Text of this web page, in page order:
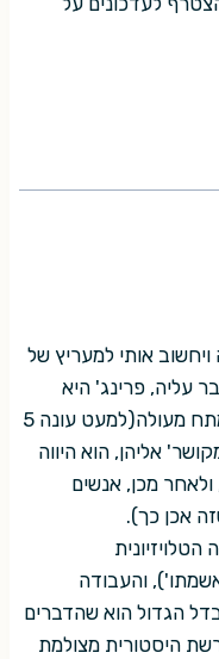
אותי למעריץ של
עליה, פרינג' היא
סדרת מד"ב אדירה, דרמה מצויינת, ומתח מעולה(למעט עונה 5
אליהן, הוא היווה
מכן, אנשים
אכן כך).
והעבודה
הגדול הוא שהדברים
היסטורית מצולמת